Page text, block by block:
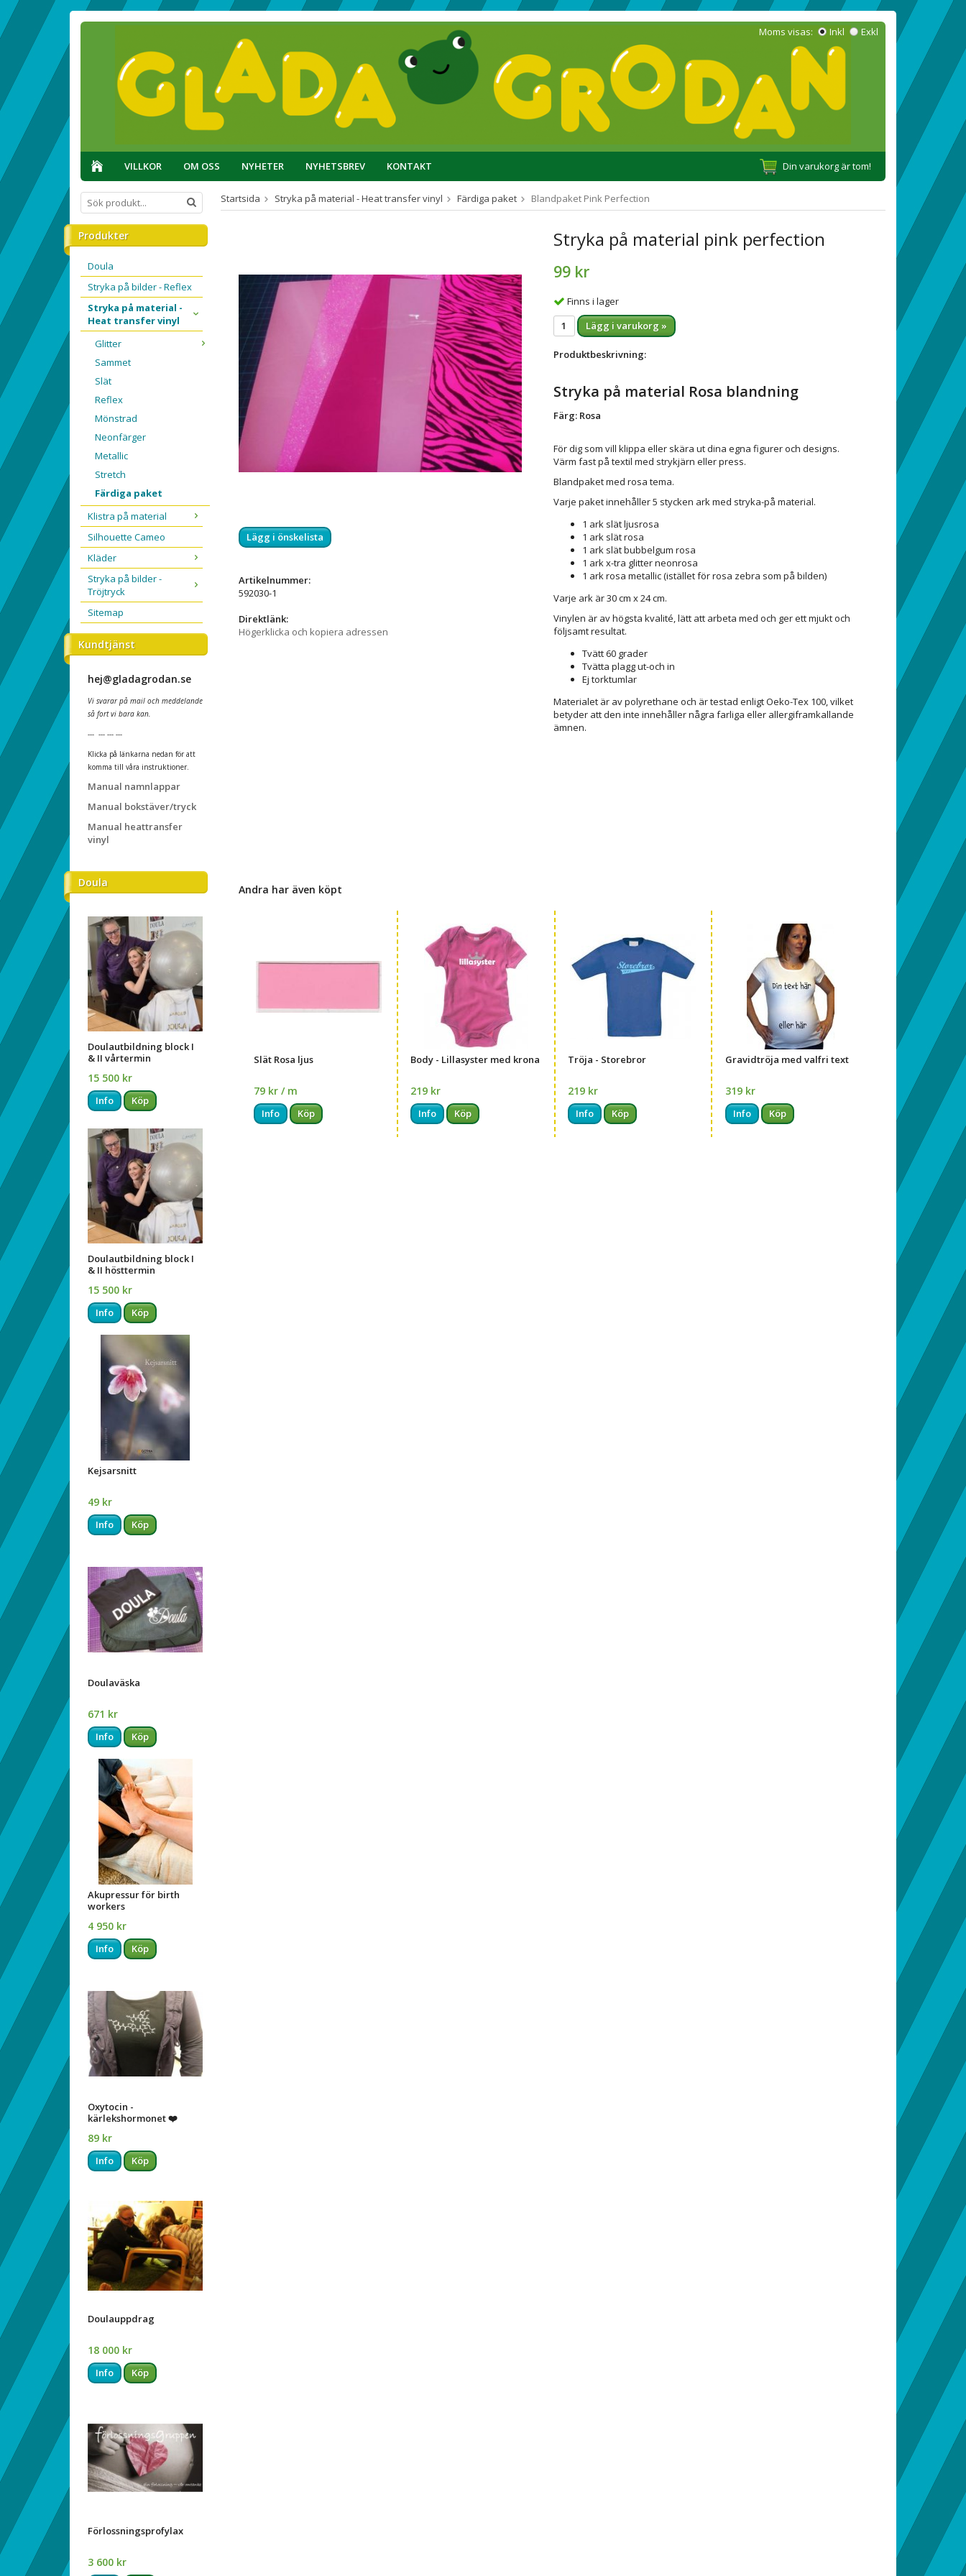
Moms visas: Inkl Exkl
VILLKOR OM OSS NYHETER NYHETSBREV KONTAKT Din varukorg är tom!
Produkter
Doula
Stryka på bilder - Reflex
Stryka på material -
Heat transfer vinyl
Glitter
Sammet
Slät
Reflex
Mönstrad
Neonfärger
Metallic
Stretch
Färdiga paket
Klistra på material
Silhouette Cameo
Kläder
Stryka på bilder -
Tröjtryck
Sitemap
Kundtjänst
hej@gladagrodan.se
Vi svarar på mail och meddelande
så fort vi bara kan.
--- --- --- ---
Klicka på länkarna nedan för att
komma till våra instruktioner.
Manual namnlappar
Manual bokstäver/tryck
Manual heattransfer
vinyl
Doula
Doulautbildning block I
& II vårtermin
15 500 kr
Info Köp
Doulautbildning block I
& II hösttermin
15 500 kr
Info Köp
Kejsarsnitt
49 kr
Info Köp
Doulaväska
671 kr
Info Köp
Akupressur för birth
workers
4 950 kr
Info Köp
Oxytocin -
kärlekshormonet ❤️
89 kr
Info Köp
Doulauppdrag
18 000 kr
Info Köp
Förlossningsprofylax
3 600 kr
Startsida Stryka på material - Heat transfer vinyl Färdiga paket Blandpaket Pink Perfection
Stryka på material pink perfection
99 kr
Finns i lager
Lägg i varukorg »
Produktbeskrivning:
Stryka på material Rosa blandning
Färg: Rosa
För dig som vill klippa eller skära ut dina egna figurer och designs.
Värm fast på textil med strykjärn eller press.
Blandpaket med rosa tema.
Varje paket innehåller 5 stycken ark med stryka-på material.
1 ark slät ljusrosa
1 ark slät rosa
1 ark slät bubbelgum rosa
1 ark x-tra glitter neonrosa
1 ark rosa metallic (istället för rosa zebra som på bilden)
Varje ark är 30 cm x 24 cm.
Vinylen är av högsta kvalité, lätt att arbeta med och ger ett mjukt och
följsamt resultat.
Tvätt 60 grader
Tvätta plagg ut-och in
Ej torktumlar
Materialet är av polyrethane och är testad enligt Oeko-Tex 100, vilket
betyder att den inte innehåller några farliga eller allergiframkallande
ämnen.
Lägg i önskelista
Artikelnummer:
592030-1
Direktlänk:
Högerklicka och kopiera adressen
Andra har även köpt
Slät Rosa ljus
79 kr / m
Info Köp
Body - Lillasyster med krona
219 kr
Info Köp
Tröja - Storebror
219 kr
Info Köp
Gravidtröja med valfri text
319 kr
Info Köp